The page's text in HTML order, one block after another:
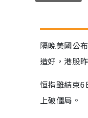
隔晚美國公
造好，港股
恒指雖結束6
上破僵局。